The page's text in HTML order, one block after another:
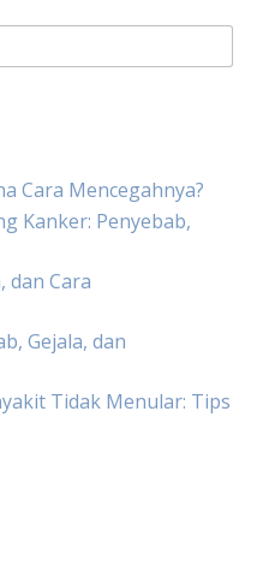
Cara Mencegahnya?
Kanker: Penyebab,
dan Cara
Gejala, dan
Tidak Menular: Tips